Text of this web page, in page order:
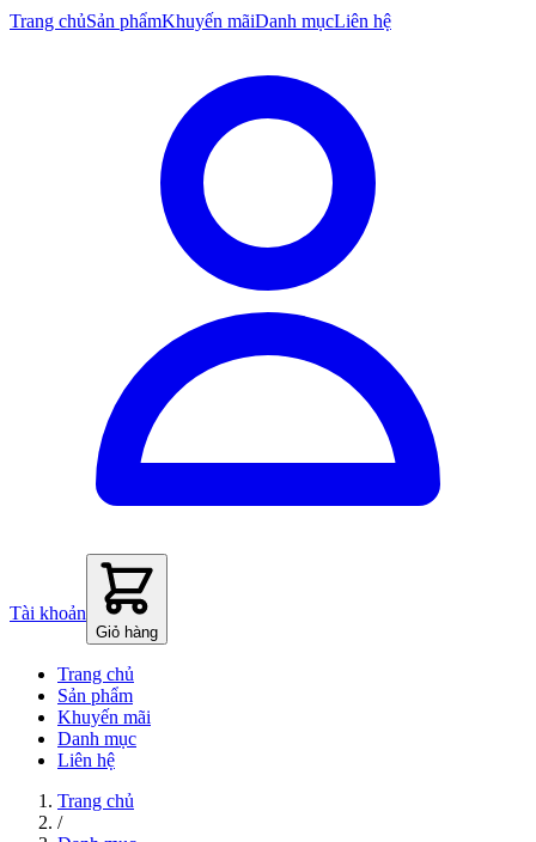
Trang chủSản phẩmKhuyến mãiDanh mụcLiên hệ
Tài khoản
Giỏ hàng
Trang chủ
Sản phẩm
Khuyến mãi
Danh mục
Liên hệ
Trang chủ
/